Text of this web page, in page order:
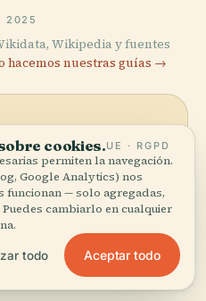
2025
Wikipedia y fuentes
hacemos nuestras guías →
Ver mapa
cookies.UE · RGPD
permiten la navegación.
Google Analytics) nos
funcionan — solo agregadas,
cambiarlo en cualquier
todo Aceptar todo